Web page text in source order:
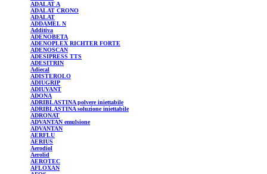
ADALAT A
ADALAT CRONO
ADALAT
ADDAMELN
Additiva
ADENOBETA
ADENOPLEX RICHTER FORTE
ADENOSCAN
ADESIPRESS TTS
ADESITRIN
Adiecal
ADISTEROLO
ADIUGRIP
ADIUVANT
ADONA
ADRIBLASTINApolvere iniettabile
ADRIBLASTINAsoluzione iniettabile
ADRONAT
ADVANTAN emulsione
ADVANTAN
AERFLU
AERIUS
Aerodiol
Aerolid
AEROTEC
AFLOXAN